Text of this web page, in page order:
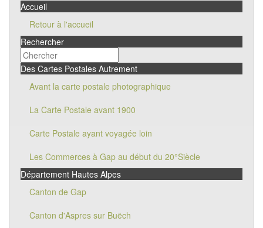
Accueil
Retour à l'accueil
Rechercher
Des Cartes Postales Autrement
Avant la carte postale photographique
La Carte Postale avant 1900
Carte Postale ayant voyagée loin
Les Commerces à Gap au début du 20°Siècle
Département Hautes Alpes
Canton de Gap
Canton d'Aspres sur Buëch